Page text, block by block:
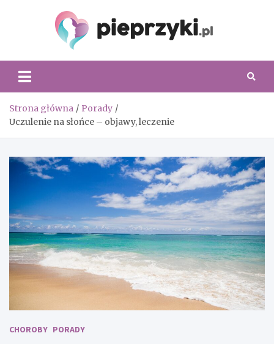
Strona główna
Porady
Uczulenie na słońce – objawy, leczenie
CHOROBY PORADY